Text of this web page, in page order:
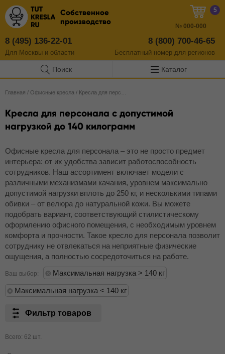
Собственное
производство
8 (495) 136-22-01
Для Москвы и области
8 (800) 700-46-65
Бесплатный номер для регионов
5
№ 000-000
Поиск Каталог
Главная / Офисные кресла /
Кресла для персонала с допустимой
нагрузкой до 140 килограмм
Офисные кресла для персонала – это не просто предмет
интерьера: от их удобства зависит работоспособность
сотрудников. Наш ассортимент включает модели с
различными механизмами качания, уровнем максимально
допустимой нагрузки вплоть до 250 кг, и несколькими типами
обивки – от велюра до натуральной кожи. Вы можете
подобрать вариант, соответствующий стилистическому
оформлению офисного помещения, с необходимым уровнем
комфорта и прочности. Такое кресло для персонала позволит
сотруднику не отвлекаться на неприятные физические
ощущения, а полностью сосредоточиться на работе.
Ваш выбор: Максимальная нагрузка > 140 кг
Максимальная нагрузка < 140 кг
Фильтр товаров
Всего: 62 шт.